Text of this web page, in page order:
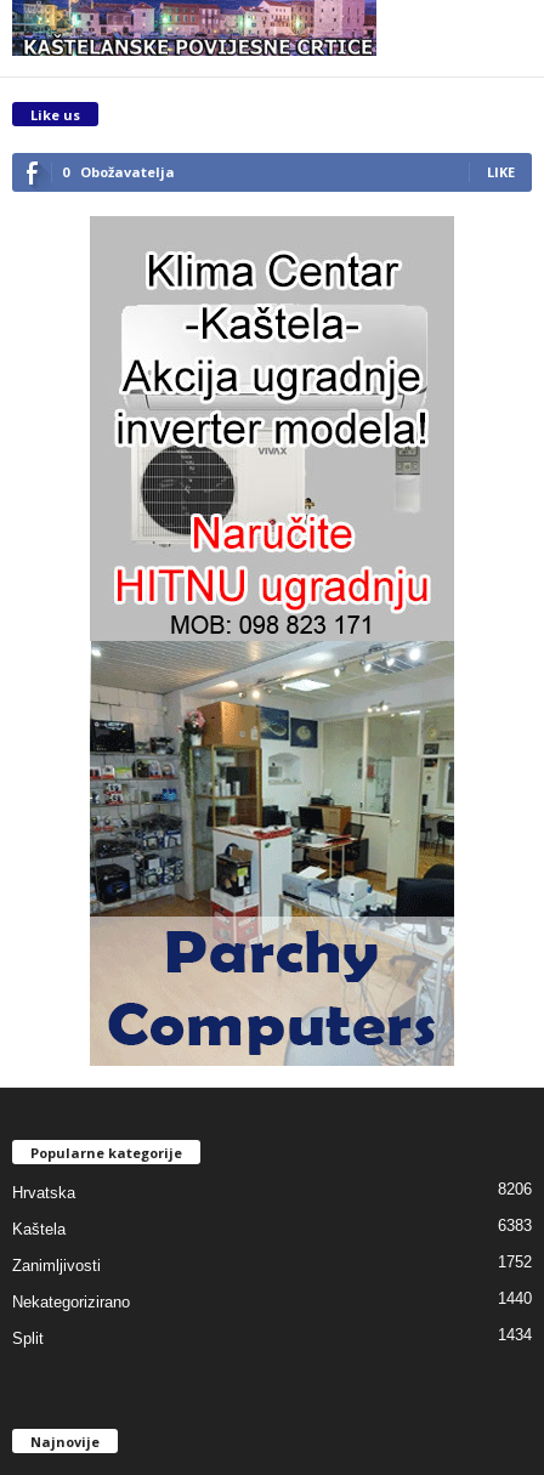
Like us
0 Obožavatelja LIKE
Popularne kategorije
Hrvatska 8206
Kaštela 6383
Zanimljivosti 1752
Nekategorizirano 1440
Split 1434
Najnovije